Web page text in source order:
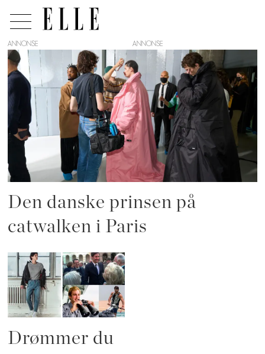
Tag:
prins
ANNONSE
Den danske prinsen på
catwalken i Paris
Drømmer du